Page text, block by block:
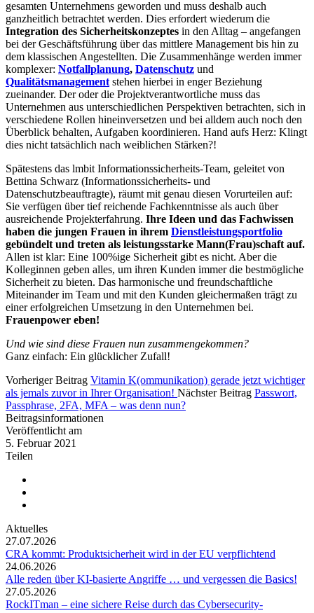
gesamten Unternehmens geworden und muss deshalb auch
ganzheitlich betrachtet werden. Dies erfordert wiederum die
Integration des Sicherheitskonzeptes in den Alltag – angefangen
bei der Geschäftsführung über das mittlere Management bis hin zu
dem klassischen Angestellten. Die Zusammenhänge werden immer
komplexer: Notfallplanung, Datenschutz und
Qualitätsmanagement stehen hierbei in enger Beziehung
zueinander. Der oder die Projektverantwortliche muss das
Unternehmen aus unterschiedlichen Perspektiven betrachten, sich in
verschiedene Rollen hineinversetzen und bei alldem auch noch den
Überblick behalten, Aufgaben koordinieren. Hand aufs Herz: Klingt
dies nicht tatsächlich nach weiblichen Stärken?!
Spätestens das lmbit Informationssicherheits-Team, geleitet von
Bettina Schwarz (Informationssicherheits- und
Datenschutzbeauftragte), räumt mit genau diesen Vorurteilen auf:
Sie verfügen über tief reichende Fachkenntnisse als auch über
ausreichende Projekterfahrung. Ihre Ideen und das Fachwissen
haben die jungen Frauen in ihrem Dienstleistungsportfolio
gebündelt und treten als leistungsstarke Mann(Frau)schaft auf.
Allen ist klar: Eine 100%ige Sicherheit gibt es nicht. Aber die
Kolleginnen geben alles, um ihren Kunden immer die bestmögliche
Sicherheit zu bieten. Das harmonische und freundschaftliche
Miteinander im Team und mit den Kunden gleichermaßen trägt zu
einer erfolgreichen Umsetzung in den Unternehmen bei.
Frauenpower eben!
Und wie sind diese Frauen nun zusammengekommen?
Ganz einfach: Ein glücklicher Zufall!
Vorheriger Beitrag Vitamin K(ommunikation) gerade jetzt wichtiger
als jemals zuvor in Ihrer Organisation! Nächster Beitrag Passwort,
Passphrase, 2FA, MFA – was denn nun?
Beitragsinformationen
Veröffentlicht am
5. Februar 2021
Teilen
Aktuelles
27.07.2026
CRA kommt: Produktsicherheit wird in der EU verpflichtend
24.06.2026
Alle reden über KI-basierte Angriffe … und vergessen die Basics!
27.05.2026
RockITman – eine sichere Reise durch das Cybersecurity-